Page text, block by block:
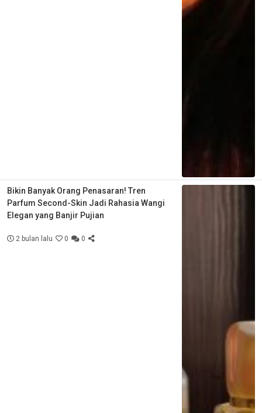
Bikin Banyak Orang Penasaran! Tren
Parfum Second-Skin Jadi Rahasia Wangi
Elegan yang Banjir Pujian
2 bulan lalu 0 0